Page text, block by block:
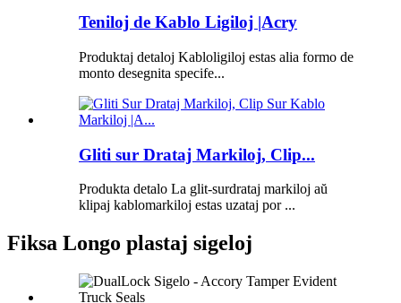
Teniloj de Kablo Ligiloj |Acry
Produktaj detaloj Kabloligiloj estas alia formo de
monto desegnita specife...
Gliti sur Drataj Markiloj, Clip...
Produkta detalo La glit-surdrataj markiloj aŭ
klipaj kablomarkiloj estas uzataj por ...
Fiksa Longo plastaj sigeloj